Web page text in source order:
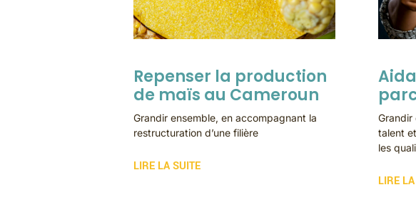
Repenser la production
de maïs au Cameroun
Grandir ensemble, en accompagnant la
restructuration d’une filière
LIRE LA SUITE
Grandir
talent
les
LIRE